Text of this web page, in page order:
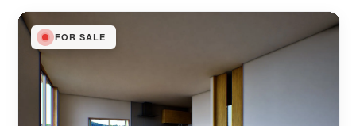
FOR SALE